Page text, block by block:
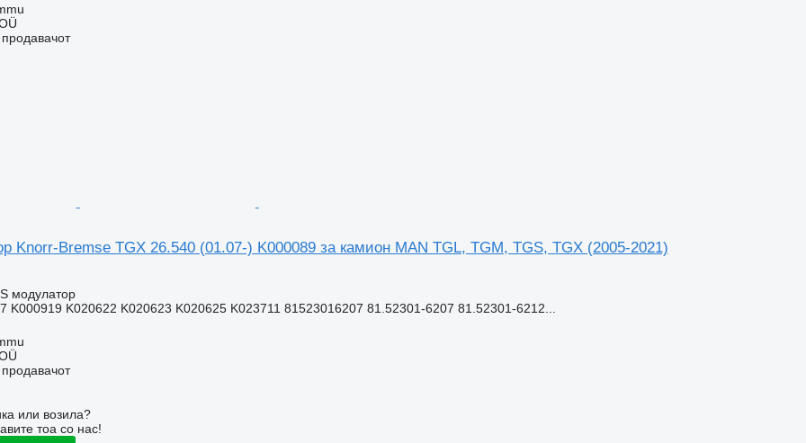
продавачот
Knorr-Bremse TGX 26.540 (01.07-) K000089 за камион MAN TGL, TGM, TGS, TGX (2005-2021)
модулатор
K000919 K020622 K020623 K020625 K023711 81523016207 81.52301-6207 81.52301-6212...
продавачот
или возила?
тоа со нас!